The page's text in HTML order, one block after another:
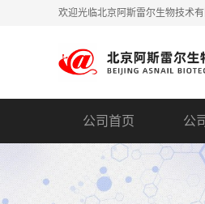
欢迎光临北京阿斯雷尔生物技术有
公司首页 公